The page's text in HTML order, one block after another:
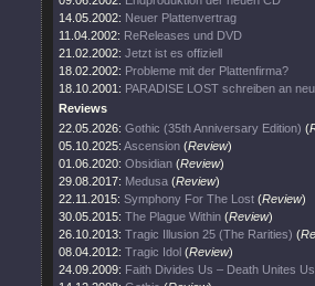
14.05.2002: Neuer Plattenvertrag
11.04.2002: ReReleases und DVD
21.02.2002: Jetzt ist es offiziell
18.02.2002: Probleme mit der Plattenfirma?
18.10.2001: PARADISE LOST schreiben an
Reviews
22.05.2026: Gothic (35th Anniversary Edition) (
05.10.2025: Ascension (Review)
01.06.2020: Obsidian (Review)
29.08.2017: Medusa (Review)
22.11.2015: Symphony For The Lost (Review)
30.05.2015: The Plague Within (Review)
26.10.2013: Tragic Illusion 25 (The Rarities) (
08.04.2012: Tragic Idol (Review)
24.09.2009: Faith Divides Us – Death Unites Us